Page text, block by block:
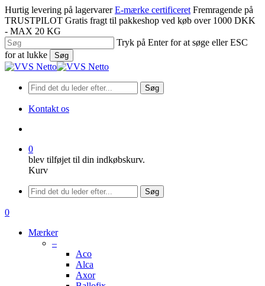
Spring
til
hovedindhold
Hurtig levering på lagervarer E-mærke certificeret Fremragende på
TRUSTPILOT Gratis fragt til pakkeshop ved køb over 1000 DKK
- MAX 20 KG
Tryk på Enter for at søge eller ESC
for at lukke
Søg
Luk
Søg
Kontakt os
0
blev tilføjet til din indkøbskurv.
Kurv
Menu
Søg
søge
0
Mærker
–
Aco
Alca
Axor